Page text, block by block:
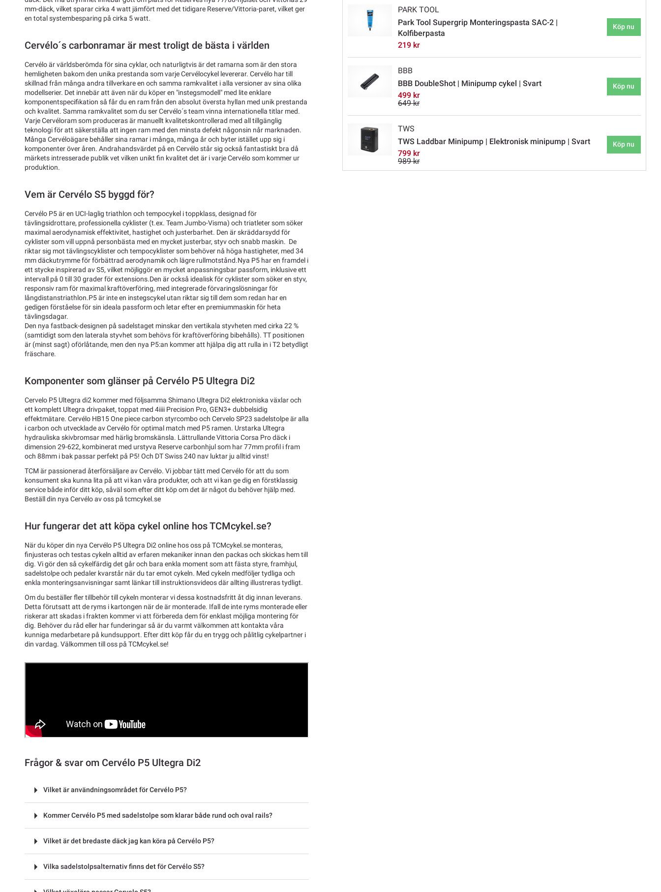
mm-däck, vilket sparar cirka 4 watt jämfört med det tidigare Reserve/Vittoria-paret, vilket ger
en total systembesparing på cirka 5 watt.
Cervélo´s carbonramar är mest troligt de bästa i världen
Cervélo är världsberömda för sina cyklar, och naturligtvis är det ramarna som är den stora
hemligheten bakom den unika prestanda som varje Cervélocykel levererar. Cervélo har till
skillnad från många andra tillverkare en och samma ramkvalitet i alla versioner av sina olika
modellserier. Det innebär att även när du köper en "instegsmodell" med lite enklare
komponentspecifikation så får du en ram från den absolut översta hyllan med unik prestanda
och kvalitet. Samma ramkvalitet som du ser Cervélo´s team vinna internationella titlar med.
Varje Cervéloram som produceras är manuellt kvalitetskontrollerad med all tillgänglig
teknologi för att säkerställa att ingen ram med den minsta defekt någonsin når marknaden.
Många Cervéloägare behåller sina ramar i många, många år och byter istället upp sig i
komponenter över åren. Andrahandsvärdet på en Cervélo står sig också fantastiskt bra då
märkets intresserade publik vet vilken unikt fin kvalitet det är i varje Cervélo som kommer ur
produktion.
Vem är Cervélo S5 byggd för?
Cervélo P5 är en UCI-laglig triathlon och tempocykel i toppklass, designad för
tävlingsidrottare, professionella cyklister (t.ex. Team Jumbo-Visma) och triatleter som söker
maximal aerodynamisk effektivitet, hastighet och justerbarhet. Den är skräddarsydd för
cyklister som vill uppnå personbästa med en mycket justerbar, styv och snabb maskin. De
riktar sig mot tävlingscyklister och tempocyklister som behöver nå höga hastigheter, med 34
mm däckutrymme för förbättrad aerodynamik och lägre rullmotstånd.Nya P5 har en framdel i
ett stycke inspirerad av S5, vilket möjliggör en mycket anpassningsbar passform, inklusive ett
intervall på 0 till 30 grader för extensions.Den är också idealisk för cyklister som söker en styv,
responsiv ram för maximal kraftöverföring, med integrerade förvaringslösningar för
långdistanstriathlon.P5 är inte en instegscykel utan riktar sig till dem som redan har en
gedigen förståelse för sin ideala passform och letar efter en premiummaskin för heta
tävlingsdagar.
Den nya fastback-designen på sadelstaget minskar den vertikala styvheten med cirka 22 %
(samtidigt som den laterala styvhet som behövs för kraftöverföring bibehålls). TT positionen
är (minst sagt) oförlåtande, men den nya P5:an kommer att hjälpa dig att rulla in i T2 betydligt
fräschare.
Komponenter som glänser på Cervélo P5 Ultegra Di2
Cervelo P5 Ultegra di2 kommer med följsamma Shimano Ultegra Di2 elektroniska växlar och
ett komplett Ultegra drivpaket, toppat med 4iiii Precision Pro, GEN3+ dubbelsidig
effektmätare. Cervélo HB15 One piece carbon styrcombo och Cervelo SP23 sadelstolpe är alla
i carbon och utvecklade av Cervélo för optimal match med P5 ramen. Urstarka Ultegra
hydrauliska skivbromsar med härlig bromskänsla. Lättrullande Vittoria Corsa Pro däck i
dimension 29-622, kombinerat med urstyva Reserve carbonhjul som har 77mm profil i fram
och 88mm i bak passar perfekt på P5! Och DT Swiss 240 nav luktar ju alltid vinst!
TCM är passionerad återförsäljare av Cervélo. Vi jobbar tätt med Cervélo för att du som
konsument ska kunna lita på att vi kan våra produkter, och att vi kan ge dig en förstklassig
service både inför ditt köp, såväl som efter ditt köp om det är något du behöver hjälp med.
Beställ din nya Cervélo av oss på tcmcykel.se
Hur fungerar det att köpa cykel online hos TCMcykel.se?
När du köper din nya Cervélo P5 Ultegra Di2 online hos oss på TCMcykel.se monteras,
finjusteras och testas cykeln alltid av erfaren mekaniker innan den packas och skickas hem till
dig. Vi gör den så cykelfärdig det går och bara enkla moment som att fästa styre, framhjul,
sadelstolpe och pedaler kvarstår när du tar emot cykeln. Med cykeln medföljer tydliga och
enkla monteringsanvisningar samt länkar till instruktionsvideos där allting illustreras tydligt.
Om du beställer fler tillbehör till cykeln monterar vi dessa kostnadsfritt åt dig innan leverans.
Detta förutsatt att de ryms i kartongen när de är monterade. Ifall de inte ryms monterade eller
riskerar att skadas i frakten kommer vi att förbereda dem för enklast möjliga montering för
dig. Behöver du råd eller har funderingar så är du varmt välkommen att kontakta våra
kunniga medarbetare på kundsupport. Efter ditt köp får du en trygg och pålitlig cykelpartner i
din vardag. Välkommen till oss på TCMcykel.se!
Frågor & svar om Cervélo P5 Ultegra Di2
Vilket är användningsområdet för Cervélo P5?
Kommer Cervélo P5 med sadelstolpe som klarar både rund och oval rails?
Vilket är det bredaste däck jag kan köra på Cervélo P5?
Vilka sadelstolpsalternativ finns det för Cervélo S5?
PARK TOOL
Park Tool Supergrip Monteringspasta SAC-2 |
Kolfiberpasta
219 kr
Köp nu
BBB
BBB DoubleShot | Minipump cykel | Svart
499 kr
649 kr
Köp nu
TWS
TWS Laddbar Minipump | Elektronisk minipump | Svart
799 kr
989 kr
Köp nu